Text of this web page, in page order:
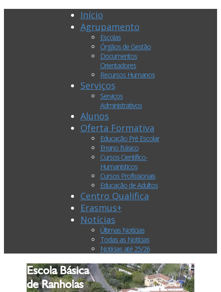
Início
Agrupamento
Escolas
Órgãos de Gestão
Documentos
Orientadores
Recursos Humanos
Serviços
Serviços
Administrativos
Alunos
Oferta Formativa
Educação Pré Escolar
Ensino Básico
Cursos Científico-
Humanísticos
Cursos Profissionais
Educação de Adultos
Centro Qualifica
Erasmus+
Notícias
Últimas Notícias
Todas as Notícias
Notícias até 25/26
Escola Básica
de Ranholas